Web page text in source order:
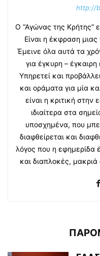
http://
Ο “Αγώνας της Κρήτης”
Είναι η έκφραση
Έμεινε όλα αυτά τα
για έγκυρη –
Υπηρετεί και
και οράματα για μία
είναι η κριτική στην
ιδιαίτερα στα
υποσχημένα, που
διαφθείρεται και
λόγος που η εφημερίδα
και διαπλοκές, μακριά